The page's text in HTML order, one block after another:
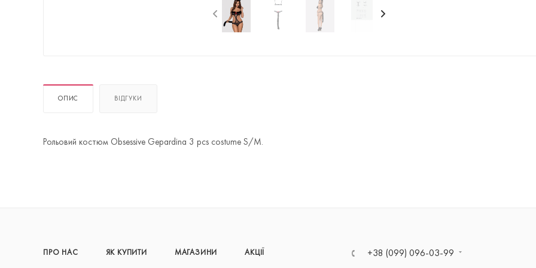
ОПИС ВІДГУКИ
Рольовий костюм Obsessive Gepardina 3 pcs costume S/M.
ПРО НАС ЯК КУПИТИ МАГАЗИНИ АКЦІЇ +38 (099) 096-03-99